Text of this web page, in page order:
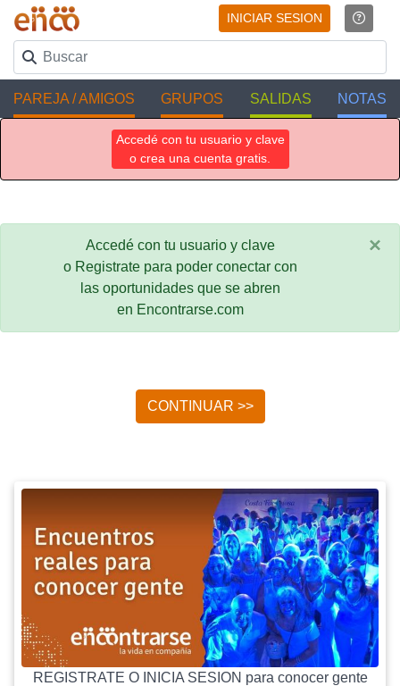
INICIAR SESION
PAREJA / AMIGOS GRUPOS SALIDAS NOTAS
Accedé con tu usuario y clave
o crea una cuenta gratis.
Accedé con tu usuario y clave
o Registrate para poder conectar con
las oportunidades que se abren
en Encontrarse.com
×
CONTINUAR >>
REGISTRATE O INICIA SESION para conocer gente